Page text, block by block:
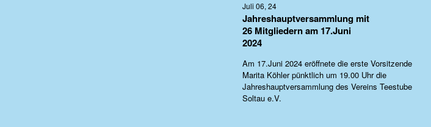
Juli 06, 24
Jahreshauptversammlung mit
26 Mitgliedern am 17.Juni
2024
Am 17.Juni 2024 eröffnete die erste Vorsitzende
Marita Köhler pünktlich um 19.00 Uhr die
Jahreshauptversammlung des Vereins Teestube
Soltau e.V.